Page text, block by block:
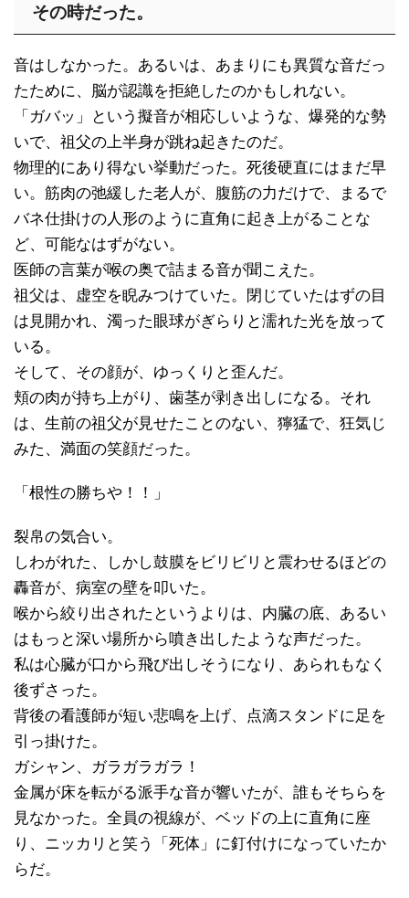
その時だった。
音はしなかった。あるいは、あまりにも異質な音だっ
たために、脳が認識を拒絶したのかもしれない。
「ガバッ」という擬音が相応しいような、爆発的な勢
いで、祖父の上半身が跳ね起きたのだ。
物理的にあり得ない挙動だった。死後硬直にはまだ早
い。筋肉の弛緩した老人が、腹筋の力だけで、まるで
バネ仕掛けの人形のように直角に起き上がることな
ど、可能なはずがない。
医師の言葉が喉の奥で詰まる音が聞こえた。
祖父は、虚空を睨みつけていた。閉じていたはずの目
は見開かれ、濁った眼球がぎらりと濡れた光を放って
いる。
そして、その顔が、ゆっくりと歪んだ。
頬の肉が持ち上がり、歯茎が剥き出しになる。それ
は、生前の祖父が見せたことのない、獰猛で、狂気じ
みた、満面の笑顔だった。
「根性の勝ちや！！」
裂帛の気合い。
しわがれた、しかし鼓膜をビリビリと震わせるほどの
轟音が、病室の壁を叩いた。
喉から絞り出されたというよりは、内臓の底、あるい
はもっと深い場所から噴き出したような声だった。
私は心臓が口から飛び出しそうになり、あられもなく
後ずさった。
背後の看護師が短い悲鳴を上げ、点滴スタンドに足を
引っ掛けた。
ガシャン、ガラガラガラ！
金属が床を転がる派手な音が響いたが、誰もそちらを
見なかった。全員の視線が、ベッドの上に直角に座
り、ニッカリと笑う「死体」に釘付けになっていたか
らだ。